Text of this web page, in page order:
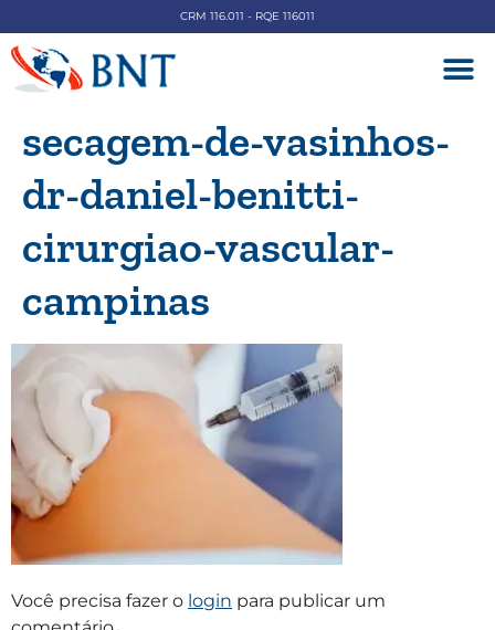
CRM 116.011 - RQE 116011
secagem-de-vasinhos-
dr-daniel-benitti-
cirurgiao-vascular-
campinas
Você precisa fazer o login para publicar um